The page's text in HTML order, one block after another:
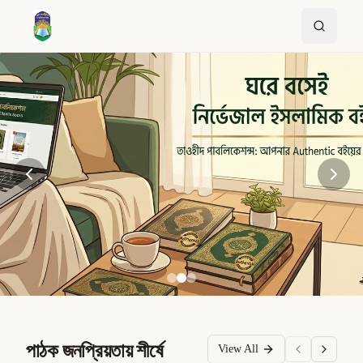
পাঠক জনপ্রিয়তায় শীর্ষে View All